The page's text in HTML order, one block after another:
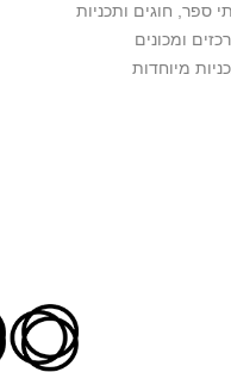
ספר, חוגים ותכניות
ומכונים
מיוחדות